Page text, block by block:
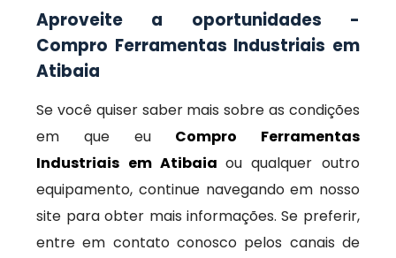
Aproveite a oportunidades -
Compro Ferramentas Industriais em
Atibaia
Se você quiser saber mais sobre as condições
em que eu Compro Ferramentas
Industriais em Atibaiaou qualquer outro
equipamento, continue navegando em nosso
site para obter mais informações. Se preferir,
entre em contato conosco pelos canais de